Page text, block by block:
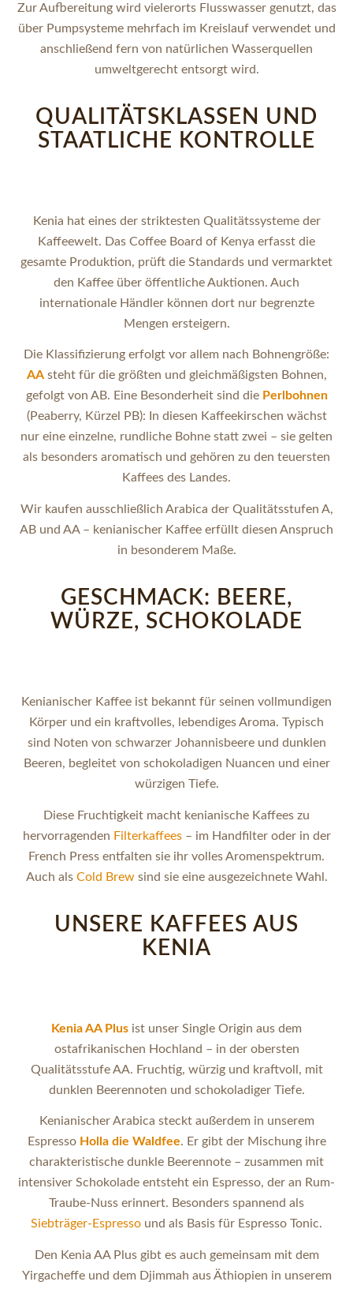
Zur Aufbereitung wird vielerorts Flusswasser genutzt, das
über Pumpsysteme mehrfach im Kreislauf verwendet und
anschließend fern von natürlichen Wasserquellen
umweltgerecht entsorgt wird.
QUALITÄTSKLASSEN UND
STAATLICHE KONTROLLE
Kenia hat eines der striktesten Qualitätssysteme der
Kaffeewelt. Das Coffee Board of Kenya erfasst die
gesamte Produktion, prüft die Standards und vermarktet
den Kaffee über öffentliche Auktionen. Auch
internationale Händler können dort nur begrenzte
Mengen ersteigern.
Die Klassifizierung erfolgt vor allem nach Bohnengröße:
AAsteht für die größten und gleichmäßigsten Bohnen,
gefolgt von AB. Eine Besonderheit sind die Perlbohnen
(Peaberry, Kürzel PB): In diesen Kaffeekirschen wächst
nur eine einzelne, rundliche Bohne statt zwei – sie gelten
als besonders aromatisch und gehören zu den teuersten
Kaffees des Landes.
Wir kaufen ausschließlich Arabica der Qualitätsstufen A,
AB und AA – kenianischer Kaffee erfüllt diesen Anspruch
in besonderem Maße.
GESCHMACK: BEERE,
WÜRZE, SCHOKOLADE
Kenianischer Kaffee ist bekannt für seinen vollmundigen
Körper und ein kraftvolles, lebendiges Aroma. Typisch
sind Noten von schwarzer Johannisbeere und dunklen
Beeren, begleitet von schokoladigen Nuancen und einer
würzigen Tiefe.
Diese Fruchtigkeit macht kenianische Kaffees zu
hervorragenden Filterkaffees– im Handfilter oder in der
French Press entfalten sie ihr volles Aromenspektrum.
Auch als Cold Brewsind sie eine ausgezeichnete Wahl.
UNSERE KAFFEES AUS
KENIA
Kenia AA Plus ist unser Single Origin aus dem
ostafrikanischen Hochland – in der obersten
Qualitätsstufe AA. Fruchtig, würzig und kraftvoll, mit
dunklen Beerennoten und schokoladiger Tiefe.
Kenianischer Arabica steckt außerdem in unserem
Espresso Holla die Waldfee. Er gibt der Mischung ihre
charakteristische dunkle Beerennote – zusammen mit
intensiver Schokolade entsteht ein Espresso, der an Rum-
Traube-Nuss erinnert. Besonders spannend als
Siebträger-Espresso und als Basis für Espresso Tonic.
Den Kenia AA Plus gibt es auch gemeinsam mit dem
Yirgacheffe und dem Djimmah aus Äthiopien in unserem